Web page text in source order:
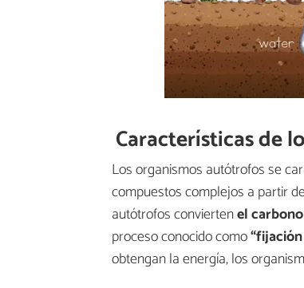
Características de
Los organismos autótrofos se
compuestos complejos a partir
autótrofos conviertenel
proceso conocido como
obtengan la energía, los